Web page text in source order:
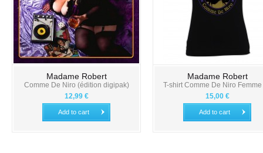
Madame Robert
Comme De Niro (édition digipak)
12,99 €
Add to cart
Madame Robert
T-shirt Comme De Niro Femme
15,00 €
Add to cart